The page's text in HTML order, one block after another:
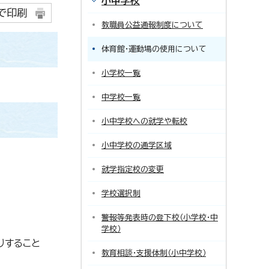
印刷
ること
教職員公益通報制度について
体育館・運動場の使用について
小学校一覧
中学校一覧
小中学校への就学や転校
小中学校の通学区域
就学指定校の変更
学校選択制
警報等発表時の登下校（小学校・中
学校）
教育相談・支援体制（小中学校）